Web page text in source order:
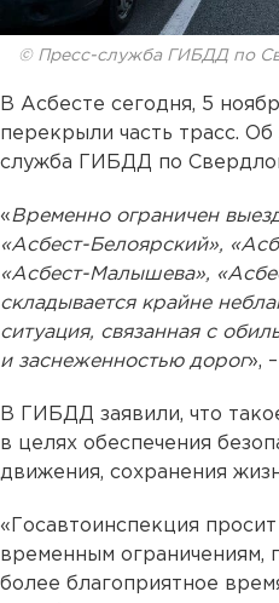
© Пресс-служба ГИБДД по
В Асбесте сегодня, 5
перекрыли часть трасс.
служба ГИБДД по
«Временно ограничен
«Асбест-Белоярский»,
«Асбест-Малышева»,
складывается крайне
ситуация, связанная с
и заснеженностью дорог»,
В ГИБДД заявили, что
в целях обеспечения
движения, сохранения
«Госавтоинспекция
временным ограничениям,
более благоприятное